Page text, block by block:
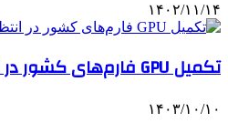
۱۴۰۲/۱۱/۱۴
تکمیل GPU فارم‌های کشور در انتظار اختصاص اعتبارات
۱۴۰۳/۱۰/۱۰